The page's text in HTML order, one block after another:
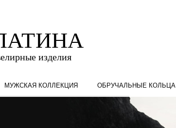
МУЖСКАЯ КОЛЛЕКЦИЯ ОБРУЧАЛЬНЫЕ КОЛЬЦА